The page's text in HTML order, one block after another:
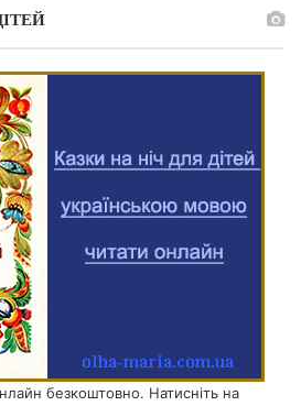
безкоштовно. Натисніть на